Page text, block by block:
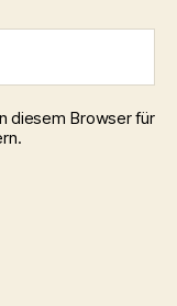
diesem Browser für